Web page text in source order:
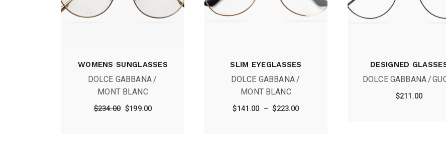
WOMENS SUNGLASSES
DOLCE GABBANA
MONT BLANC
$234.00 Le
prix
$199.00Le
prix
SLIM EYEGLASSES
DOLCE GABBANA
MONT BLANC
$141.00 – $223.00Plage
de
DESIGNED
DOLCE GABBANA
$211.00